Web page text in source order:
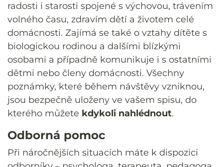
radosti i starosti spojené s výchovou, trávením
volného času, zdravím dětí a životem celé
domácnosti. Zajímá se také o vztahy dítěte s
biologickou rodinou a dalšími blízkými
osobami a případně komunikuje i s ostatními
dětmi nebo členy domácnosti. Všechny
poznámky, které během návštěvy vzniknou,
jsou bezpečně uloženy ve vašem spisu, do
kterého můžete kdykoli nahlédnout.
Odborná pomoc
Při náročnějších situacích máte k dispozici